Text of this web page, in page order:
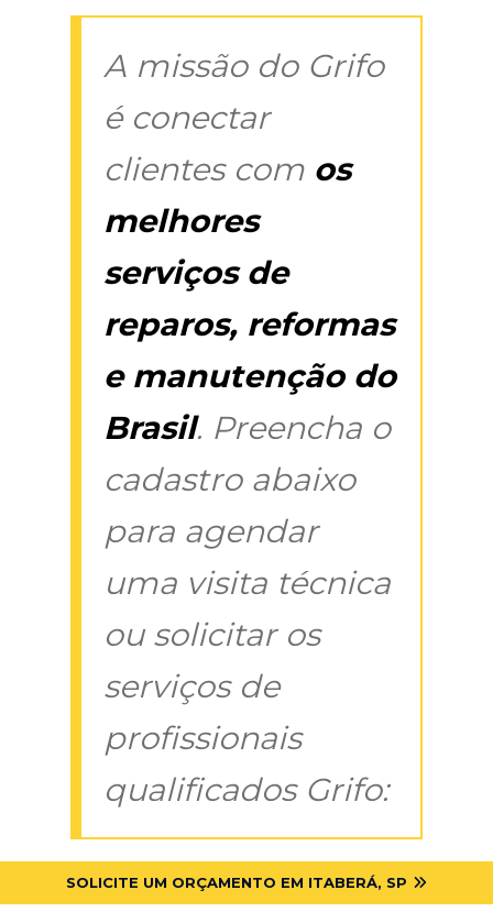
A missão do Grifo
é conectar
clientes com os
melhores
serviços de
reparos, reformas
e manutenção do
Brasil. Preencha o
cadastro abaixo
para agendar
uma visita técnica
ou solicitar os
serviços de
profissionais
qualificados Grifo:
SOLICITE UM ORÇAMENTO EM ITABERÁ, SP